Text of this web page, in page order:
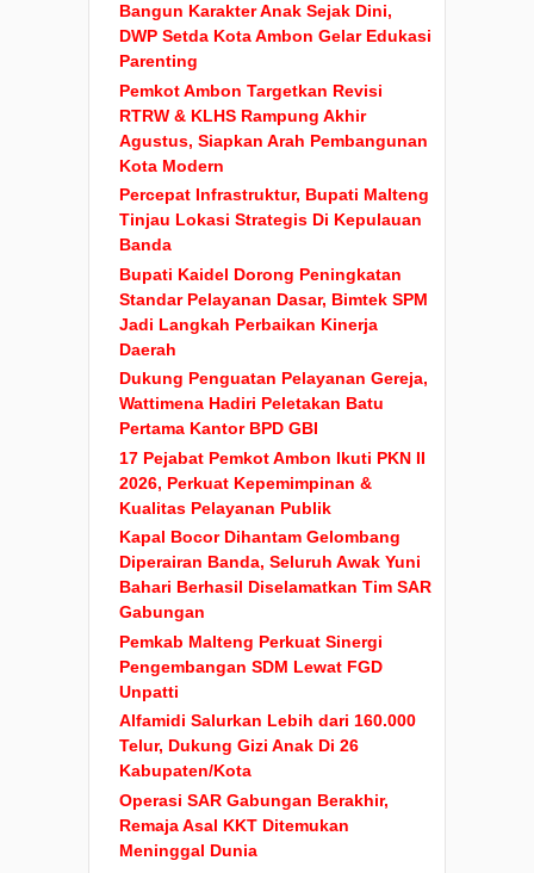
Bangun Karakter Anak Sejak Dini,
DWP Setda Kota Ambon Gelar Edukasi
Parenting
Pemkot Ambon Targetkan Revisi
RTRW & KLHS Rampung Akhir
Agustus, Siapkan Arah Pembangunan
Kota Modern
Percepat Infrastruktur, Bupati Malteng
Tinjau Lokasi Strategis Di Kepulauan
Banda
Bupati Kaidel Dorong Peningkatan
Standar Pelayanan Dasar, Bimtek SPM
Jadi Langkah Perbaikan Kinerja
Daerah
Dukung Penguatan Pelayanan Gereja,
Wattimena Hadiri Peletakan Batu
Pertama Kantor BPD GBI
17 Pejabat Pemkot Ambon Ikuti PKN II
2026, Perkuat Kepemimpinan &
Kualitas Pelayanan Publik
Kapal Bocor Dihantam Gelombang
Diperairan Banda, Seluruh Awak Yuni
Bahari Berhasil Diselamatkan Tim SAR
Gabungan
Pemkab Malteng Perkuat Sinergi
Pengembangan SDM Lewat FGD
Unpatti
Alfamidi Salurkan Lebih dari 160.000
Telur, Dukung Gizi Anak Di 26
Kabupaten/Kota
Operasi SAR Gabungan Berakhir,
Remaja Asal KKT Ditemukan
Meninggal Dunia